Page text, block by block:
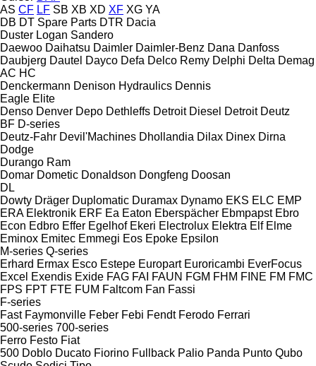
AS CF LF SB XB XD XF XG YA
DB DT Spare Parts DTR Dacia
Duster Logan Sandero
Daewoo Daihatsu Daimler Daimler-Benz Dana Danfoss
Daubjerg Dautel Dayco Defa Delco Remy Delphi Delta Demag
AC HC
Denckermann Denison Hydraulics Dennis
Eagle Elite
Denso Denver Depo Dethleffs Detroit Diesel Detroit Deutz
BF D-series
Deutz-Fahr Devil'Machines Dhollandia Dilax Dinex Dirna
Dodge
Durango Ram
Domar Dometic Donaldson Dongfeng Doosan
DL
Dowty Dräger Duplomatic Duramax Dynamo EKS ELC EMP
ERA Elektronik ERF Ea Eaton Eberspächer Ebmpapst Ebro
Econ Edbro Effer Egelhof Ekeri Electrolux Elektra Elf Elme
Eminox Emitec Emmegi Eos Epoke Epsilon
M-series Q-series
Erhard Ermax Esco Estepe Europart Euroricambi EverFocus
Excel Exendis Exide FAG FAI FAUN FGM FHM FINE FM FMC
FPS FPT FTE FUM Faltcom Fan Fassi
F-series
Fast Faymonville Feber Febi Fendt Ferodo Ferrari
500-series 700-series
Ferro Festo Fiat
500 Doblo Ducato Fiorino Fullback Palio Panda Punto Qubo